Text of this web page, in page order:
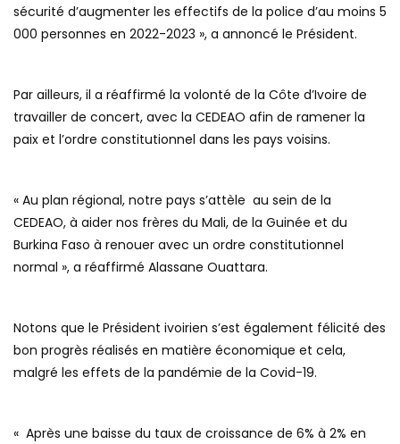
sécurité d’augmenter les effectifs de la police d’au moins 5
000 personnes en 2022-2023 », a annoncé le Président.
Par ailleurs, il a réaffirmé la volonté de la Côte d’Ivoire de
travailler de concert, avec la CEDEAO afin de ramener la
paix et l’ordre constitutionnel dans les pays voisins.
« Au plan régional, notre pays s’attèle au sein de la
CEDEAO, à aider nos frères du Mali, de la Guinée et du
Burkina Faso à renouer avec un ordre constitutionnel
normal », a réaffirmé Alassane Ouattara.
Notons que le Président ivoirien s’est également félicité des
bon progrès réalisés en matière économique et cela,
malgré les effets de la pandémie de la Covid-19.
« Après une baisse du taux de croissance de 6% à 2% en